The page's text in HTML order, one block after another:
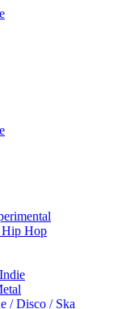
Hip Hop
/ Disco / Ska